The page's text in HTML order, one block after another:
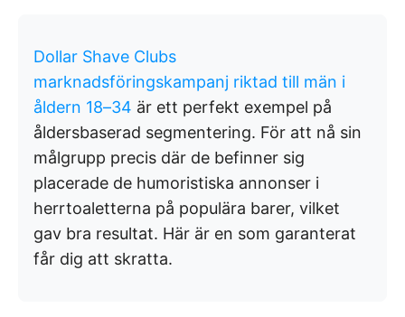
Dollar Shave Clubs
marknadsföringskampanj riktad till män i
åldern 18–34 är ett perfekt exempel på
åldersbaserad segmentering. För att nå sin
målgrupp precis där de befinner sig
placerade de humoristiska annonser i
herrtoaletterna på populära barer, vilket
gav bra resultat. Här är en som garanterat
får dig att skratta.